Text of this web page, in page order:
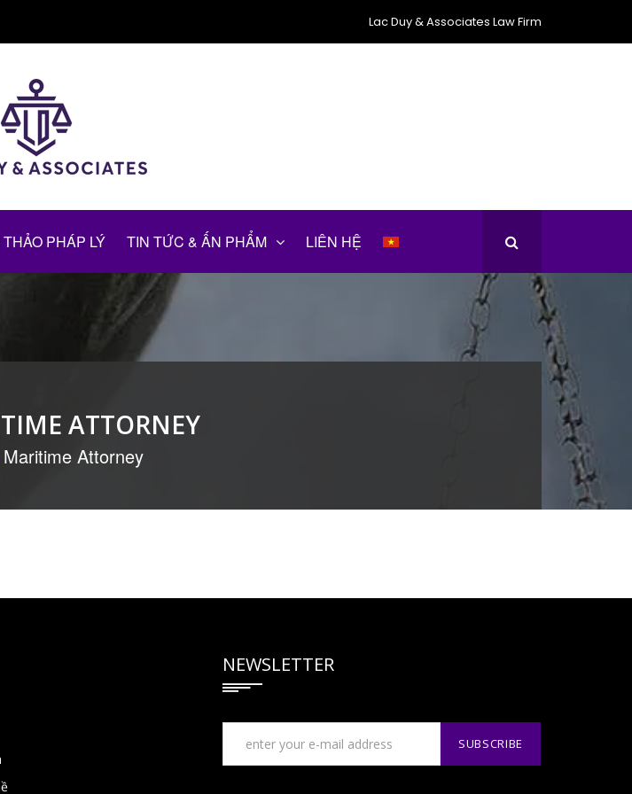
Lac Duy & Associates Law Firm
THẢO PHÁP LÝ TIN TỨC & ẤN PHẨM LIÊN HỆ
ATTORNEY
Maritime Attorney
NEWSLETTER